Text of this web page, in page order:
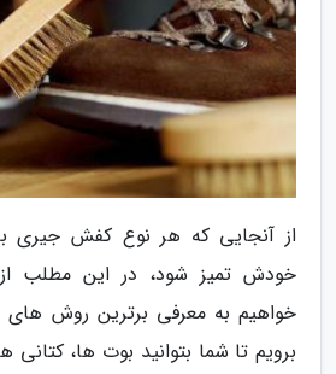
از آنجایی که هر نوع کفش جیری
خودش تمیز شود، در این مطلب
خواهیم به معرفی برترین روش
برویم تا شما بتوانید بوت ها،